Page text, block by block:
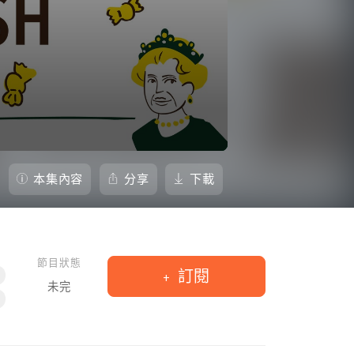
本集內容 分享 下載
節目狀態
未完
訂閱